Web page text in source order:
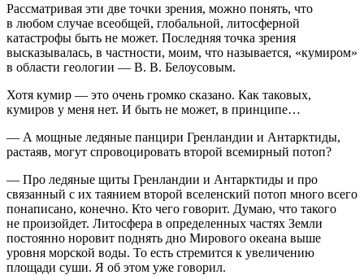
Рассматривая эти две точки зрения, можно понять, что
в любом случае всеобщей, глобальной, литосферной
катастрофы быть не может. Последняя точка зрения
высказывалась, в частности, моим, что называется, «кумиром»
в области геологии — В. В. Белоусовым.
Хотя кумир — это очень громко сказано. Как таковых,
кумиров у меня нет. И быть не может, в принципе…
— А мощные ледяные панцири Гренландии и Антарктиды,
растаяв, могут спровоцировать второй всемирный потоп?
— Про ледяные щиты Гренландии и Антарктиды и про
связанный с их таянием второй вселенский потоп много всего
понаписано, конечно. Кто чего говорит. Думаю, что такого
не произойдет. Литосфера в определенных частях Земли
постоянно норовит поднять дно Мирового океана выше
уровня морской воды. То есть стремится к увеличению
площади суши. Я об этом уже говорил.